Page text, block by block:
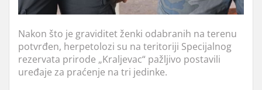
Nakon što je graviditet ženki odabranih na terenu
potvrđen, herpetolozi su na teritoriji Specijalnog
rezervata prirode „Kraljevac“ pažljivo postavili
uređaje za praćenje na tri jedinke.